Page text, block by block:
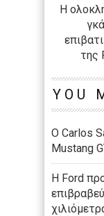
Η
της
YOU
O Carlos
Mustang
Η Ford